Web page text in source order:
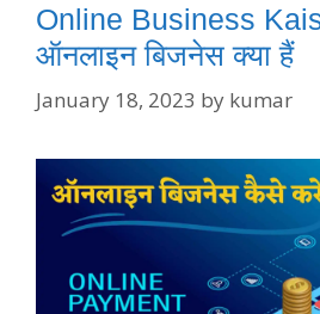
Online Business
ऑनलाइन बिजनेस क्या हैं
January 18, 2023 by kumar